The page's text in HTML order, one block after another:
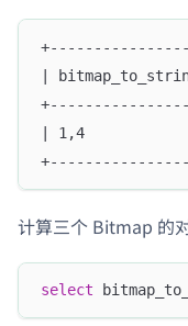
|
| 1,4
计算三个 Bitmap 的
select